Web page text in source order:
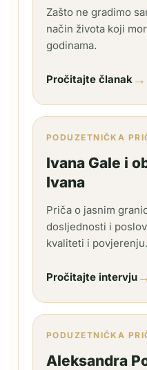
Zašto ne gradimo
način života koji
godinama.
Pročitajte članak →
PODUZETNIČKA
Ivana Gale i
Ivana
Priča o jasnim
dosljednosti i
kvaliteti i povjerenju.
Pročitajte intervju
PODUZETNIČKA
Aleksandra